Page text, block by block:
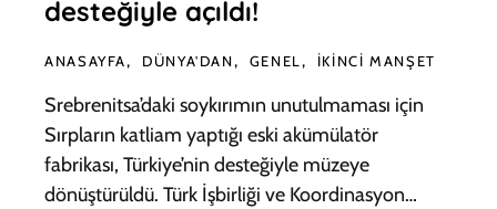
desteğiyle açıldı!
ANASAYFA DÜNYA'DAN GENEL İKINCI MANŞET
Srebrenitsa’daki soykırımın unutulmaması için
Sırpların katliam yaptığı eski akümülatör
fabrikası, Türkiye’nin desteğiyle müzeye
dönüştürüldü. Türk İşbirliği ve Koordinasyon…